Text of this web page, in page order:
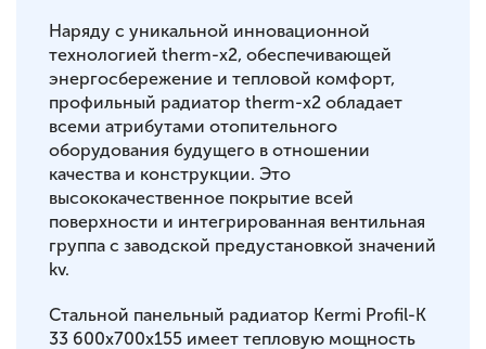
Наряду с уникальной инновационной
технологией therm-x2, обеспечивающей
энергосбережение и тепловой комфорт,
профильный радиатор therm-x2 обладает
всеми атрибутами отопительного
оборудования будущего в отношении
качества и конструкции. Это
высококачественное покрытие всей
поверхности и интегрированная вентильная
группа с заводской предустановкой значений
kv.
Стальной панельный радиатор Kermi Profil-K
33 600x700x155 имеет тепловую мощность